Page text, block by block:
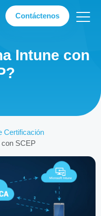
Contáctenos
Intune con
Certificación
SCEP